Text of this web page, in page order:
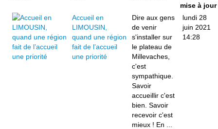
mise à jour
Accueil en
LIMOUSIN,
quand une région
fait de l’accueil
une priorité
Dire aux gens
de venir
s'installer sur
le plateau de
Millevaches,
c'est
sympathique.
Savoir
accueillir c'est
bien. Savoir
recevoir c'est
mieux ! En ...
lundi 28
juin 2021
14:28